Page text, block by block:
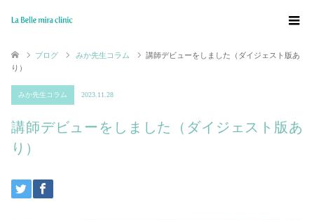
ブログ みか先生コラム
講師デビューをしました（ダイジェスト版あ
り）
みか先生コラム 2023.11.28
講師デビューをしました（ダイジェスト版あ
り）